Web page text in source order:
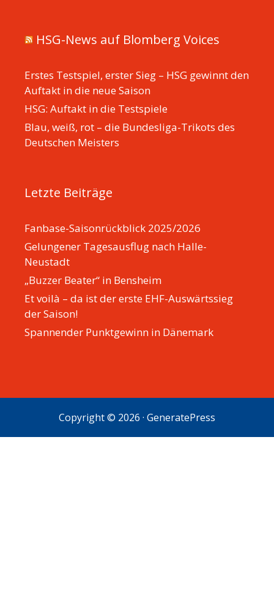
HSG-News auf Blomberg Voices
Erstes Testspiel, erster Sieg – HSG gewinnt den
Auftakt in die neue Saison
HSG: Auftakt in die Testspiele
Blau, weiß, rot – die Bundesliga-Trikots des
Deutschen Meisters
Letzte Beiträge
Fanbase-Saisonrückblick 2025/2026
Gelungener Tagesausflug nach Halle-
Neustadt
„Buzzer Beater“ in Bensheim
Et voilà – da ist der erste EHF-Auswärtssieg
der Saison!
Spannender Punktgewinn in Dänemark
Copyright © 2026 · GeneratePress